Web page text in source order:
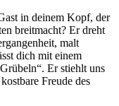
in deinem Kopf, der
breitmacht? Er dreht
malt
dich mit einem
Er stiehlt uns
Freude des